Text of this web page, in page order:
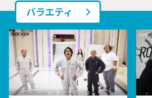
バラエティ